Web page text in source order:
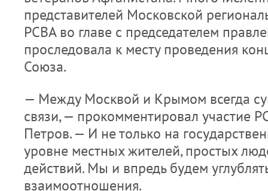
представителей Московской
РСВА во главе с председателем
проследовала к месту проведения
Союза.
— Между Москвой и Крымом всегда
связи, — прокомментировал участие
Петров. — И не только на
уровне местных жителей, простых
действий. Мы и впредь будем
взаимоотношения.